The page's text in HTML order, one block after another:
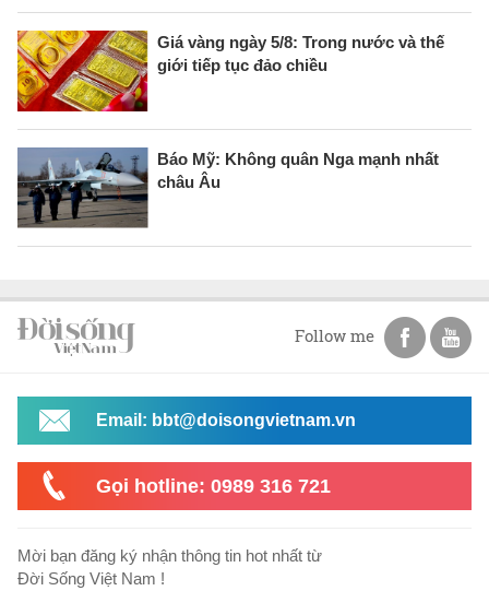
Giá vàng ngày 5/8: Trong nước và thế
giới tiếp tục đảo chiều
Báo Mỹ: Không quân Nga mạnh nhất
châu Âu
Follow me
Email: bbt@doisongvietnam.vn
Gọi hotline: 0989 316 721
Mời bạn đăng ký nhận thông tin hot nhất từ
Đời Sống Việt Nam !